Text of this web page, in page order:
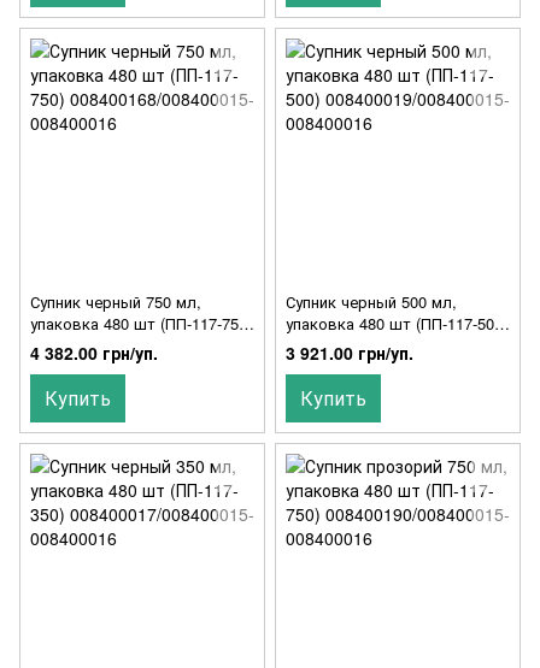
Супник черный 750 мл,
упаковка 480 шт (ПП-117-750)
008400168/008400015-
008400016
4 382.00 грн/уп.
Купить
Супник черный 500 мл,
упаковка 480 шт (ПП-117-500)
008400019/008400015-
008400016
3 921.00 грн/уп.
Купить